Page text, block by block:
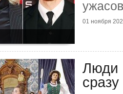
01 ноября
Люди